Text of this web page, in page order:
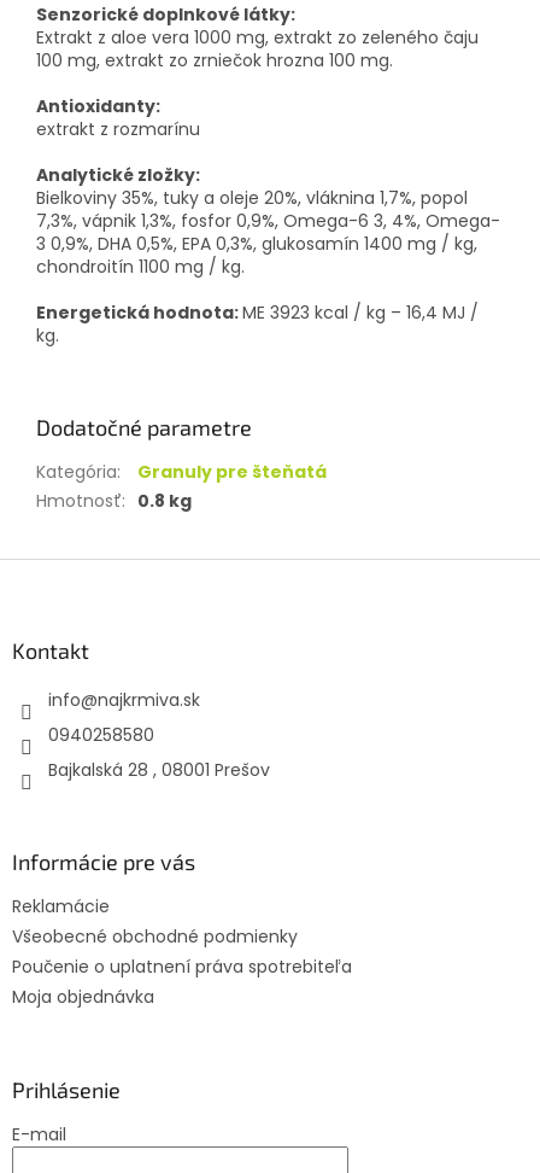
Senzorické doplnkové látky:
Extrakt z aloe vera 1000 mg, extrakt zo zeleného čaju
100 mg, extrakt zo zrniečok hrozna 100 mg.
Antioxidanty:
extrakt z rozmarínu
Analytické zložky:
Bielkoviny 35%, tuky a oleje 20%, vláknina 1,7%, popol
7,3%, vápnik 1,3%, fosfor 0,9%, Omega-6 3, 4%, Omega-
3 0,9%, DHA 0,5%, EPA 0,3%, glukosamín 1400 mg / kg,
chondroitín 1100 mg / kg.
Energetická hodnota:ME 3923 kcal / kg – 16,4 MJ /
kg.
Dodatočné parametre
Kategória:
Granuly pre šteňatá
Hmotnosť: 0.8 kg
Kontakt
info@najkrmiva.sk
0940258580
Bajkalská 28 , 08001 Prešov
Informácie pre vás
Reklamácie
Všeobecné obchodné podmienky
Poučenie o uplatnení práva spotrebiteľa
Moja objednávka
Prihlásenie
E-mail